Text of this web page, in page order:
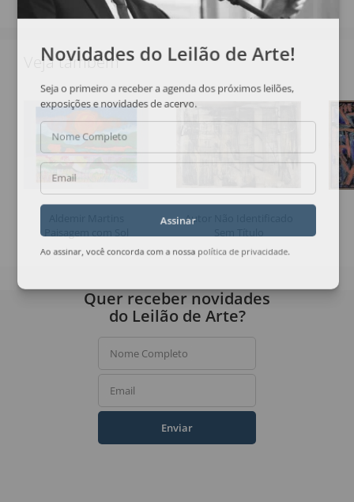
Veja também
Autor Não Identificado
Novidades do Leilão de Arte!
Seja o primeiro a receber a agenda dos próximos leilões,
exposições e novidades de acervo.
Nome Completo
Email
Assinar
Ao assinar, você concorda com a nossa política de privacidade
Quer receber novidades
do Leilão de Arte?
Nome Completo
Email
Enviar